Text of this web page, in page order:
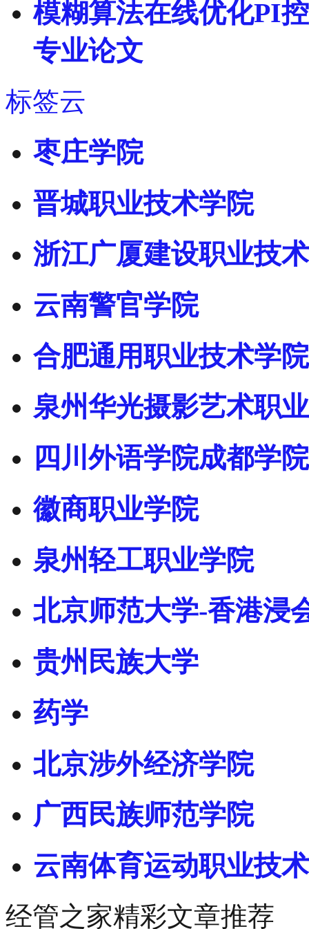
模糊算法在线优化PI
专业论文
标签云
枣庄学院
晋城职业技术学院
浙江广厦建设职业技
云南警官学院
合肥通用职业技术学院
泉州华光摄影艺术职
四川外语学院成都学院
徽商职业学院
泉州轻工职业学院
北京师范大学-香港浸
贵州民族大学
药学
北京涉外经济学院
广西民族师范学院
云南体育运动职业技
经管之家精彩文章推荐